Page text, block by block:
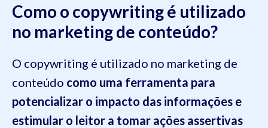
Como o copywriting é utilizado
no marketing de conteúdo?
O copywriting é utilizado no marketing de
conteúdo como uma ferramenta para
potencializar o impacto das informações e
estimular o leitor a tomar ações assertivas